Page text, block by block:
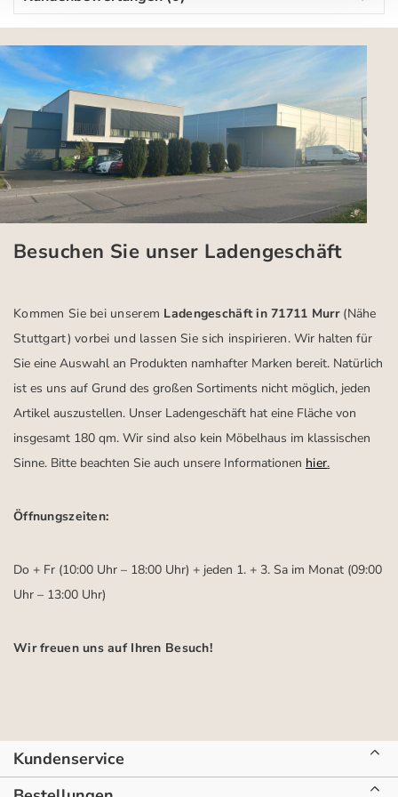
Besuchen Sie unser Ladengeschäft
Kommen Sie bei unserem Ladengeschäft in 71711 Murr (Nähe
Stuttgart) vorbei und lassen Sie sich inspirieren.Wir halten für
Sie eine Auswahl an Produkten namhafter Marken bereit. Natürlich
ist es uns auf Grund des großen Sortiments nicht möglich, jeden
Artikel auszustellen. Unser Ladengeschäft hat eine Fläche von
insgesamt 180 qm. Wir sind also kein Möbelhaus im klassischen
Sinne. Bitte beachten Sie auch unsere Informationen hier.
Öffnungszeiten:
Do + Fr (10:00 Uhr – 18:00 Uhr) + jeden 1. + 3. Sa im Monat (09:00
Uhr – 13:00 Uhr)
Wir freuen uns auf Ihren Besuch!
Kundenservice